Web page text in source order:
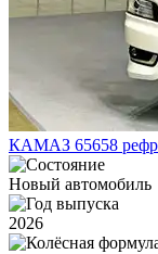
КАМАЗ 65658
Новый автомобиль
2026